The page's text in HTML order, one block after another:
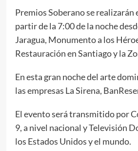
Premios Soberano se realizarán
partir de la 7:00 de la noche
Jaragua, Monumento a los
Restauración en Santiago y la
En esta gran noche del arte
las empresas La Sirena,
El evento será transmitido por
9, a nivel nacional y Televisión
los Estados Unidos y el mundo.